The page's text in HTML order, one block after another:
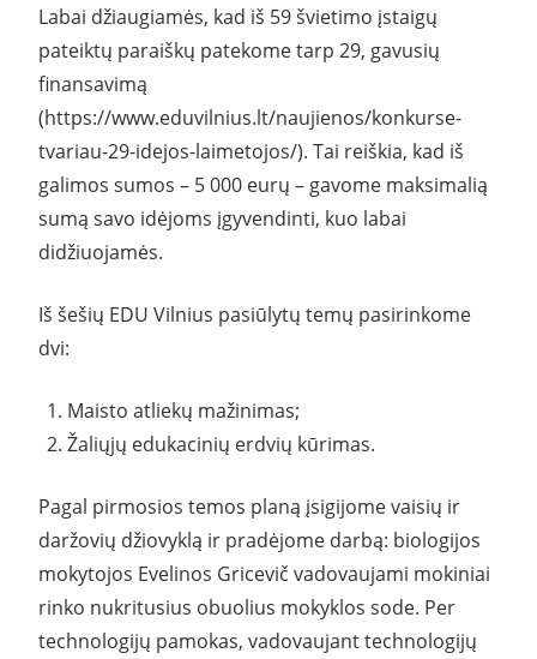
Labai džiaugiamės, kad iš 59 švietimo įstaigų
pateiktų paraiškų patekome tarp 29, gavusių
finansavimą
(https://www.eduvilnius.lt/naujienos/konkurse-
tvariau-29-idejos-laimetojos/). Tai reiškia, kad iš
galimos sumos – 5 000 eurų – gavome maksimalią
sumą savo idėjoms įgyvendinti, kuo labai
didžiuojamės.
Iš šešių EDU Vilnius pasiūlytų temų pasirinkome
dvi:
Maisto atliekų mažinimas;
Žaliųjų edukacinių erdvių kūrimas.
Pagal pirmosios temos planą įsigijome vaisių ir
daržovių džiovyklą ir pradėjome darbą: biologijos
mokytojos Evelinos Gricevič vadovaujami mokiniai
rinko nukritusius obuolius mokyklos sode. Per
technologijų pamokas, vadovaujant technologijų